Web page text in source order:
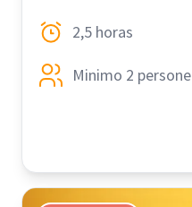
2,5 horas
Minimo 2 persone